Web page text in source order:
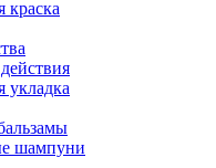
краска
укладка
шампуни